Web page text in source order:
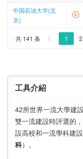
中国石油大学(北
京)
共 141 条  1 2
工具介紹
42所世界一流大學建
雙一流建設時評選的
設高校和一流學科建
科）。